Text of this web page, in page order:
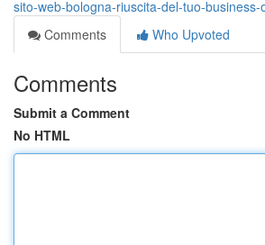
sito-web-bologna-riuscita-del-tuo-business-
Comments
Who Upvoted
Comments
Submit a Comment
No HTML